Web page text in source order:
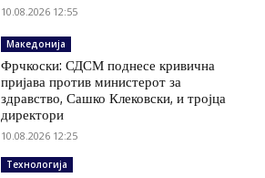
10.08.2026 12:55
Македонија
Фрчкоски: СДСМ поднесе кривична
пријава против министерот за
здравство, Сашко Клековски, и тројца
директори
10.08.2026 12:25
Технологија